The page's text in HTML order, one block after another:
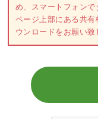
め、スマートフォンで
ページ上部にある共
ウンロードをお願い致